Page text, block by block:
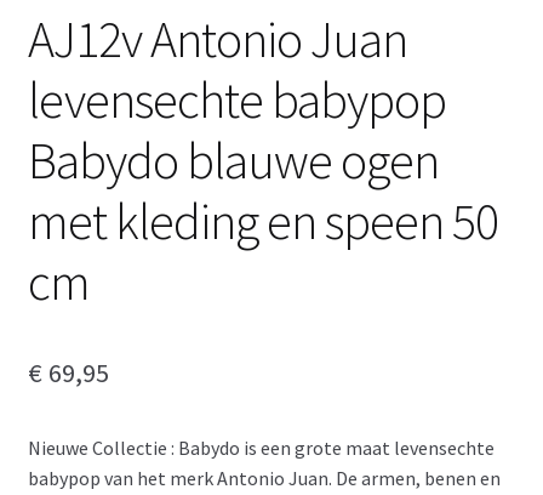
AJ12v Antonio Juan
levensechte babypop
Babydo blauwe ogen
met kleding en speen 50
cm
€ 69,95
Nieuwe Collectie : Babydo is een grote maat levensechte
babypop van het merk Antonio Juan. De armen, benen en